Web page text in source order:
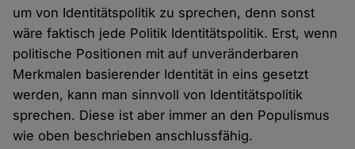
um von Identitätspolitik zu sprechen, denn sonst
wäre faktisch jede Politik Identitätspolitik. Erst, wenn
politische Positionen mit auf unveränderbaren
Merkmalen basierender Identität in eins gesetzt
werden, kann man sinnvoll von Identitätspolitik
sprechen. Diese ist aber immer an den Populismus
wie oben beschrieben anschlussfähig.